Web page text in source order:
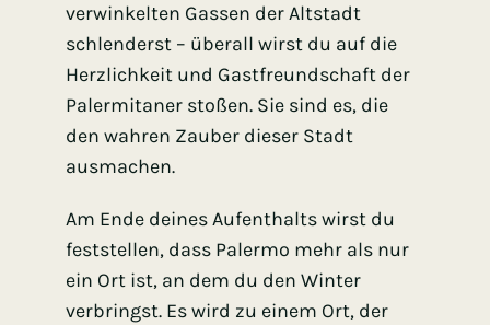
verwinkelten Gassen der Altstadt
schlenderst – überall wirst du auf die
Herzlichkeit und Gastfreundschaft der
Palermitaner stoßen. Sie sind es, die
den wahren Zauber dieser Stadt
ausmachen.
Am Ende deines Aufenthalts wirst du
feststellen, dass Palermo mehr als nur
ein Ort ist, an dem du den Winter
verbringst. Es wird zu einem Ort, der